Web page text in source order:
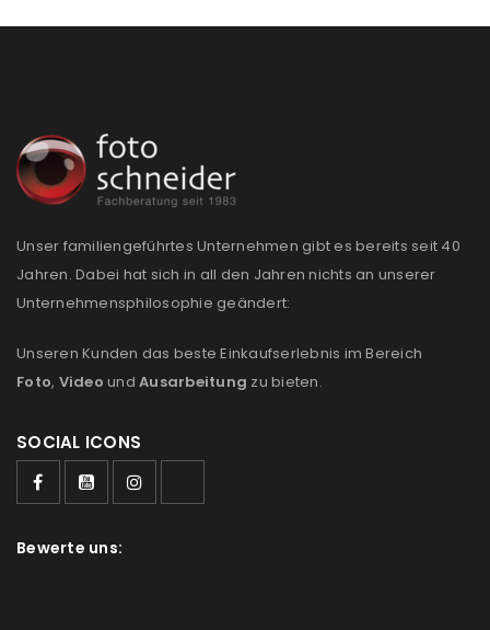
Passwort*
Anmeldeformular geschützt durch
ANMELDEN
PASSWORT VERGESSEN?
E-Mail-Adresse*
Ein Link zum Erstellen eines neuen Passworts wird an
deine E-Mail-Adresse gesendet.
NEWSLETTER ABONNIEREN
Unser familiengeführtes Unternehmen gibt es bereits seit 40
Jahren. Dabei hat sich in all den Jahren nichts an unserer
Unternehmensphilosophie geändert:
Unseren Kunden das beste Einkaufserlebnis im Bereich
Foto, Video und Ausarbeitung zu bieten.
SOCIAL ICONS
Bewerte uns: